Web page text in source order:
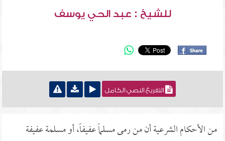
للشيخ : عبد الحي يوسف
التفريغ النصي الكامل
من الأحكام الشرعية أن من رمى مسلماً عفيفاً، أو مسلمة عفيفة